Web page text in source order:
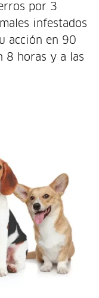
por 3
infestados
acción en 90
8 horas y a las